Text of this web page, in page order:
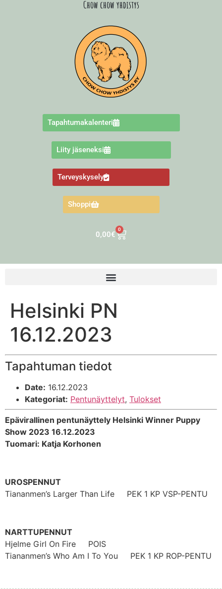
Chow chow yhdistys
Tapahtumakalenteri
Liity jäseneksi
Terveyskysely
Shoppi
0,00€
0
Helsinki PN
16.12.2023
Tapahtuman tiedot
Date: 16.12.2023
Kategoriat: Pentunäyttelyt, Tulokset
Epävirallinen pentunäyttely Helsinki Winner Puppy
Show 2023 16.12.2023
Tuomari: Katja Korhonen
UROSPENNUT
Tiananmen’s Larger Than Life PEK 1 KP VSP-PENTU
NARTTUPENNUT
Hjelme Girl On Fire POIS
Tiananmen’s Who Am I To You PEK 1 KP ROP-PENTU